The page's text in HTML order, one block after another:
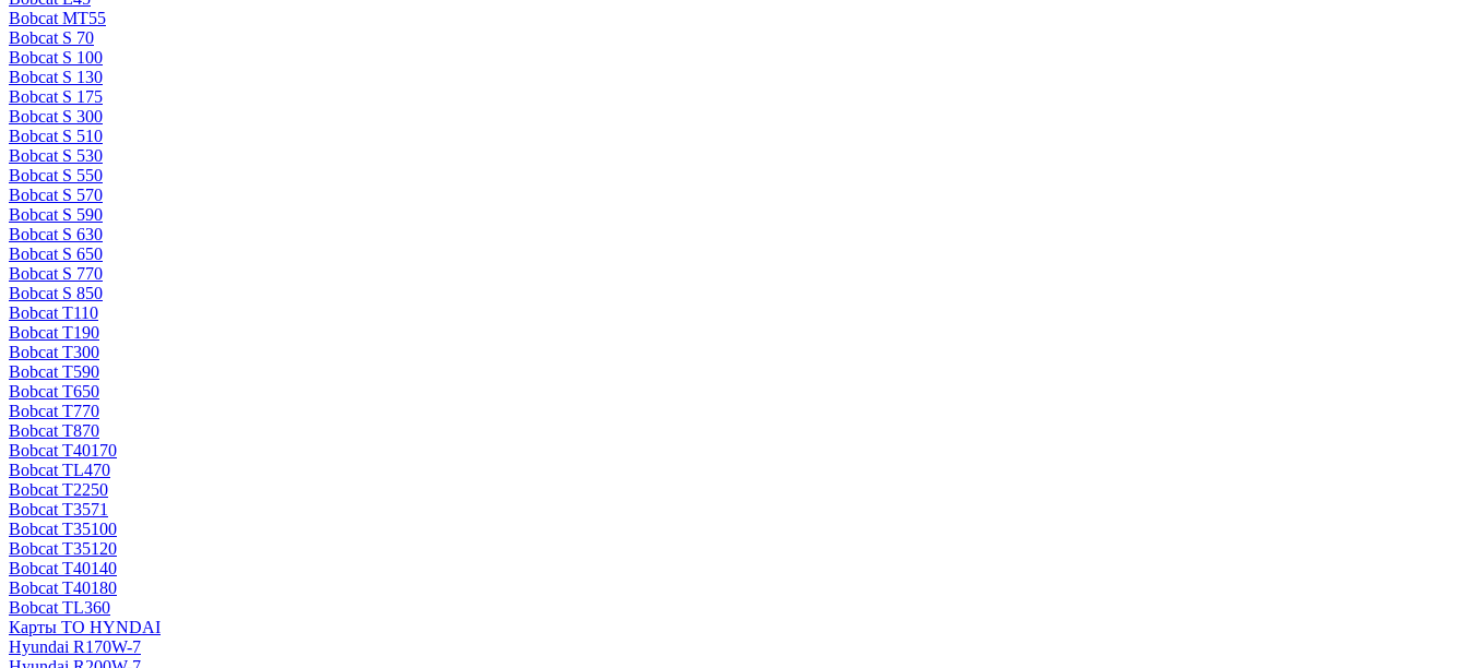
Bobcat MT55
Bobcat S 70
Bobcat S 100
Bobcat S 130
Bobcat S 175
Bobcat S 300
Bobcat S 510
Bobcat S 530
Bobcat S 550
Bobcat S 570
Bobcat S 590
Bobcat S 630
Bobcat S 650
Bobcat S 770
Bobcat S 850
Bobcat T110
Bobcat T190
Bobcat T300
Bobcat T590
Bobcat T650
Bobcat T770
Bobcat T870
Bobcat T40170
Bobcat TL470
Bobcat Т2250
Bobcat Т3571
Bobcat Т35100
Bobcat Т35120
Bobcat Т40140
Bobcat Т40180
Bobcat ТL360
Карты ТО HYNDAI
Hyundai R170W-7